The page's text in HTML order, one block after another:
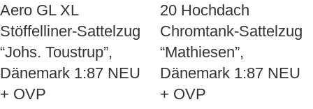
Aero GL XL
Stöffelliner-Sattelzug
“Johs. Toustrup”,
Dänemark 1:87 NEU
+ OVP
20 Hochdach
Chromtank-Sattelzug
“Mathiesen”,
Dänemark 1:87 NEU
+ OVP